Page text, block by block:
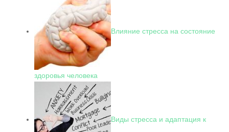
Влияние стресса на состояние
здоровья человека
Виды стресса и адаптация к